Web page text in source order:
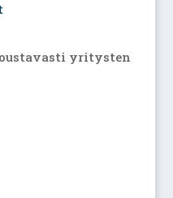
yritysten